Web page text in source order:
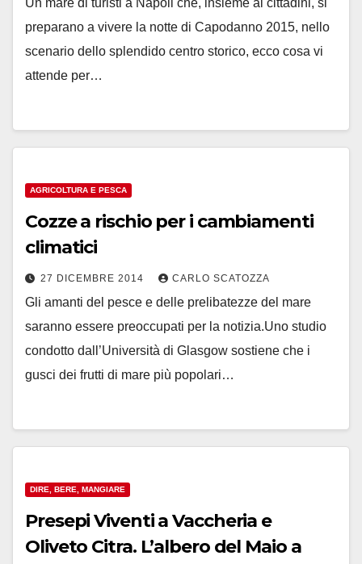
Un mare di turisti a Napoli che, insieme ai cittadini, si
preparano a vivere la notte di Capodanno 2015, nello
scenario dello splendido centro storico, ecco cosa vi
attende per…
AGRICOLTURA E PESCA
Cozze a rischio per i cambiamenti
climatici
27 DICEMBRE 2014 CARLO SCATOZZA
Gli amanti del pesce e delle prelibatezze del mare
saranno essere preoccupati per la notizia.Uno studio
condotto dall’Università di Glasgow sostiene che i
gusci dei frutti di mare più popolari…
DIRE, BERE, MANGIARE
Presepi Viventi a Vaccheria e
Oliveto Citra. L’albero del Maio a